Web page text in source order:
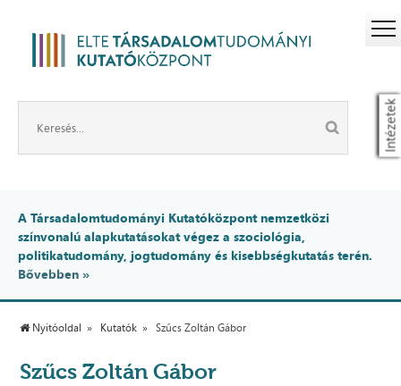
Intézetek
A Társadalomtudományi Kutatóközpont nemzetközi
színvonalú alapkutatásokat végez a szociológia,
politikatudomány, jogtudomány és kisebbségkutatás terén.
Bővebben »
Nyitóoldal Kutatók Szűcs Zoltán Gábor
Szűcs Zoltán Gábor